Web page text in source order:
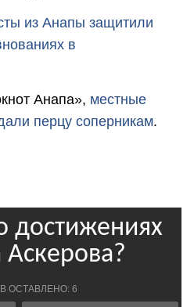
из Анапы защитили
в
Анапа», местные
перцу соперникам.